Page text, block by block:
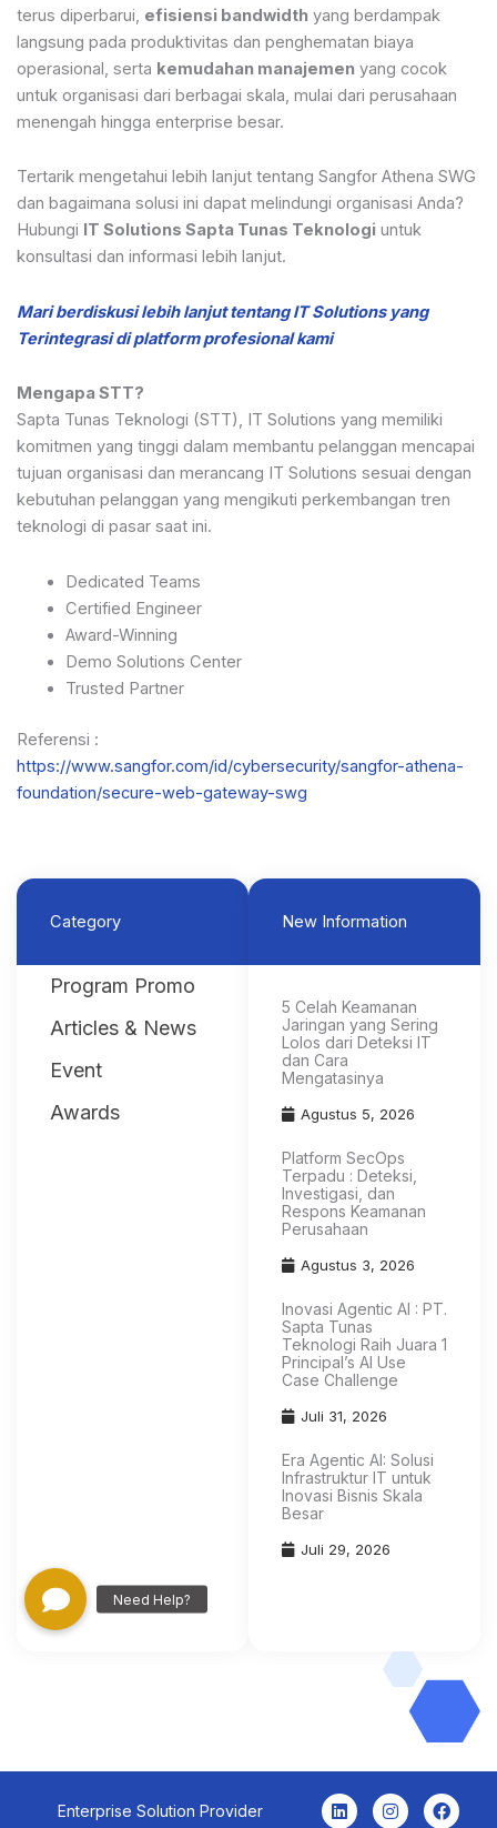
terus diperbarui, efisiensi bandwidth yang berdampak
langsung pada produktivitas dan penghematan biaya
operasional, serta kemudahan manajemen yang cocok
untuk organisasi dari berbagai skala, mulai dari perusahaan
menengah hingga enterprise besar.
Tertarik mengetahui lebih lanjut tentang Sangfor Athena SWG
dan bagaimana solusi ini dapat melindungi organisasi Anda?
Hubungi IT Solutions Sapta Tunas Teknologi untuk
konsultasi dan informasi lebih lanjut.
Mari berdiskusi lebih lanjut tentang IT Solutions yang
Terintegrasi di platform profesional kami
Mengapa STT?
Sapta Tunas Teknologi (STT), IT Solutions yang memiliki
komitmen yang tinggi dalam membantu pelanggan mencapai
tujuan organisasi dan merancang IT Solutions sesuai dengan
kebutuhan pelanggan yang mengikuti perkembangan tren
teknologi di pasar saat ini.
Dedicated Teams
Certified Engineer
Award-Winning
Demo Solutions Center
Trusted Partner
Referensi :
https://www.sangfor.com/id/cybersecurity/sangfor-athena-
foundation/secure-web-gateway-swg
Category
Program Promo
Articles & News
Event
Awards
New Information
5 Celah Keamanan
Jaringan yang Sering
Lolos dari Deteksi IT
dan Cara
Mengatasinya
Agustus 5, 2026
Platform SecOps
Terpadu : Deteksi,
Investigasi, dan
Respons Keamanan
Perusahaan
Agustus 3, 2026
Inovasi Agentic AI : PT.
Sapta Tunas
Teknologi Raih Juara 1
Principal’s AI Use
Case Challenge
Juli 31, 2026
Era Agentic AI: Solusi
Infrastruktur IT untuk
Inovasi Bisnis Skala
Besar
Juli 29, 2026
Enterprise Solution Provider
L
i
I
n
F
a
Y
o